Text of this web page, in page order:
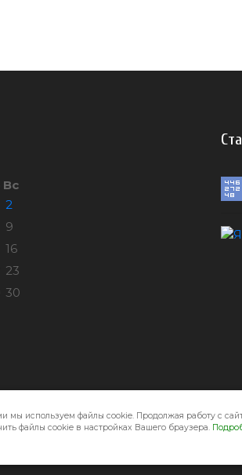
Вс
2
9
16
23
30
© 2026
мы используем файлы cookie. Продолжая работу с
файлы cookie в настройках Вашего браузера.